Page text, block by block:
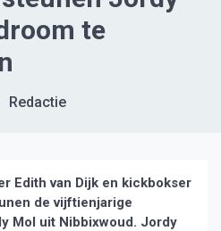
te
Redactie
Edith van Dijk en kickbokser
de vijftienjarige
Mol uit Nibbixwoud. Jordy